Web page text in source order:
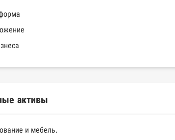
активы
и мебель.